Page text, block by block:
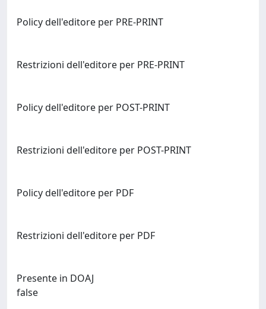
Policy dell'editore per PRE-PRINT
Restrizioni dell'editore per PRE-PRINT
Policy dell'editore per POST-PRINT
Restrizioni dell'editore per POST-PRINT
Policy dell'editore per PDF
Restrizioni dell'editore per PDF
Presente in DOAJ